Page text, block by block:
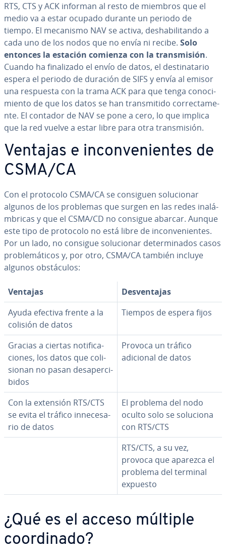
RTS, CTS y ACK informan al resto de miembros que el
medio va a estar ocupado durante un periodo de
tiempo. El mecanismo NAV se activa, des­ha­bi­li­ta­n­do a
cada uno de los nodos que no envía ni recibe. Solo
entonces la estación comienza con la tra­n­s­mi­sión.
Cuando ha fi­na­li­za­do el envío de datos, el de­s­ti­na­ta­rio
espera el periodo de duración de SIFS y envía al emisor
una respuesta con la trama ACK para que tenga co­no­ci­
mie­n­to de que los datos se han tra­n­s­mi­ti­do co­rre­c­ta­me­
n­te. El contador de NAV se pone a cero, lo que implica
que la red vuelve a estar libre para otra tra­n­s­mi­sión.
Ventajas e in­co­n­ve­nie­n­tes de
CSMA/CA
Con el protocolo CSMA/CA se consiguen so­lu­cio­nar
algunos de los problemas que surgen en las redes in­alá­
m­bri­cas y que el CSMA/CD no consigue abarcar. Aunque
este tipo de protocolo no está libre de in­co­n­ve­nie­n­tes.
Por un lado, no consigue so­lu­cio­nar de­te­r­mi­na­dos casos
pro­ble­má­ti­cos y, por otro, CSMA/CA también incluye
algunos ob­s­tácu­los:
Ventajas
De­s­ve­n­ta­jas
Ayuda efectiva frente a la
colisión de datos
Tiempos de espera fijos
Gracias a ciertas no­ti­fi­ca­
cio­nes, los datos que co­li­
sio­nan no pasan des­ape­r­ci­
bi­dos
Provoca un tráfico
adicional de datos
Con la extensión RTS/CTS
se evita el tráfico in­ne­ce­sa­
rio de datos
El problema del nodo
oculto solo se soluciona
con RTS/CTS
RTS/CTS, a su vez,
provoca que aparezca el
problema del terminal
expuesto
¿Qué es el acceso múltiple
coor­di­na­do?